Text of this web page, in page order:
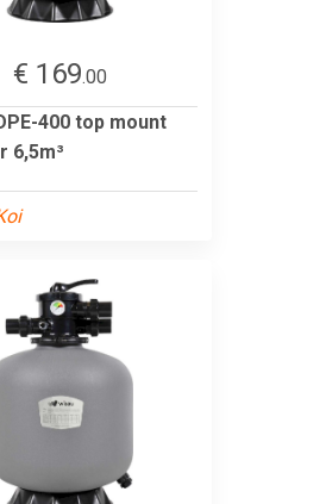
€ 169.00
400 top mount
6,5m³